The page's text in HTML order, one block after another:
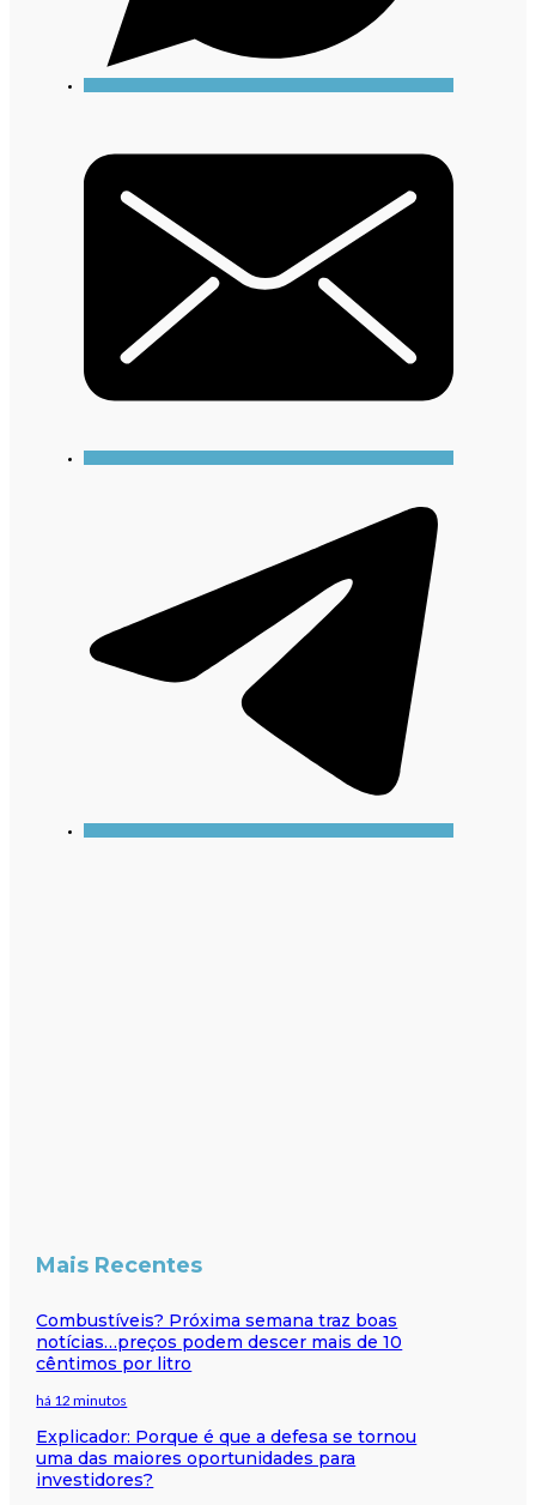
Mais Recentes
Combustíveis? Próxima semana traz boas
notícias…preços podem descer mais de 10
cêntimos por litro
há 12 minutos
Explicador: Porque é que a defesa se tornou
uma das maiores oportunidades para
investidores?